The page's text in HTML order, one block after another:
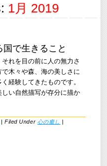
1月 2019
で生きること
れを目の前に人の無力さ
木々や森、海の美しさに
経験してきたものです。
い自然描写が存分に描か
|Filed Under 心の癒し |